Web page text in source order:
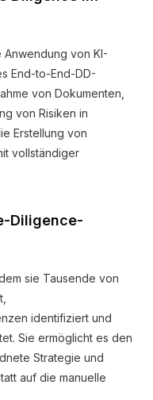
Anwendung von KI-
End-to-End-DD-
von Dokumenten,
von Risiken in
Erstellung von
vollständiger
Diligence-
sie Tausende von
identifiziert und
Sie ermöglicht es den
Strategie und
auf die manuelle